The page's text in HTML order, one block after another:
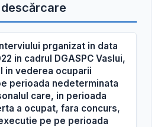
prganizat in data
in cadrul DGASPC Vaslui,
in vederea ocuparii
perioada nedeterminata
care, in perioada
a ocupat, fara concurs,
pe pe perioada